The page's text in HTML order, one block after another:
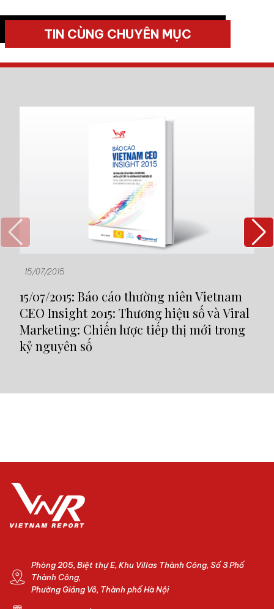
TIN CÙNG CHUYÊN MỤC
15/07/2015
15/07/2015: Báo cáo thường niên Vietnam
CEO Insight 2015: Thương hiệu số và Viral
Marketing: Chiến lược tiếp thị mới trong
kỷ nguyên số
Phòng 205, Biệt thự E, Khu Villas Thành Công, Số 3 Phố
Thành Công,
Phường Giảng Võ, Thành phố Hà Nội